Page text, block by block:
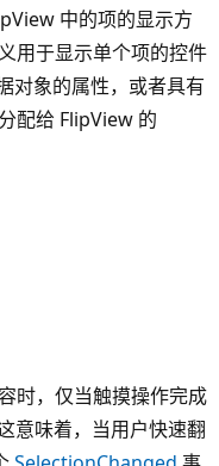
中的项的显示方
用于显示单个项的控件
对象的属性，或者具有
分配给 FlipView 的
时，仅当触摸操作完成
意味着，当用户快速翻